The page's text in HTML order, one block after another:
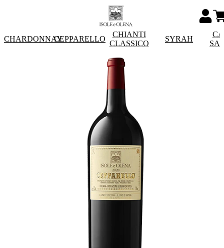
CHARDONNAYCEPPARELLO
CHIANTI
CLASSICO
SYRAH